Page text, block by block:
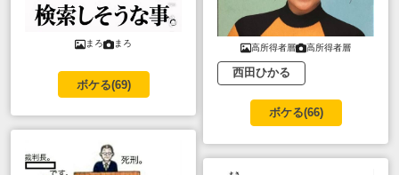
まろ まろ
ボケる(69)
高所得者層 高所得者層
西田ひかる
ボケる(66)